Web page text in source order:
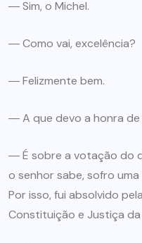
― Sim, o Michel.
― Como vai, excelência?
― Felizmente bem.
― A que devo a honra de
― É sobre a votação do
o senhor sabe, sofro
Por isso, fui absolvido
Constituição e Justiça da